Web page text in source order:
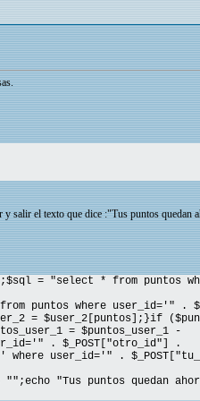
salir el texto que dice :"Tus puntos quedan
= "select * from puntos
puntos where user_id='" .
= $user_2[puntos];}if
= $puntos_user_1 -
. $_POST["otro_id"] .
where user_id='" .
"Tus puntos quedan